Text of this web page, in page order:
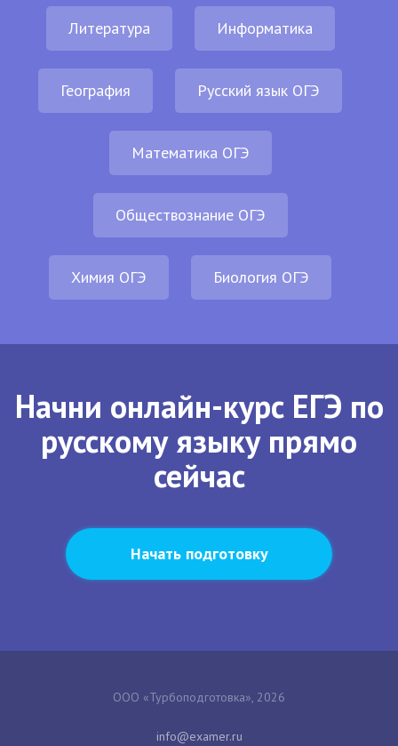
Литература Информатика
География Русский язык ОГЭ
Математика ОГЭ
Обществознание ОГЭ
Химия ОГЭ Биология ОГЭ
Начни онлайн-курс ЕГЭ по
русскому языку прямо
сейчас
Начать подготовку
ООО «Турбоподготовка», 2026